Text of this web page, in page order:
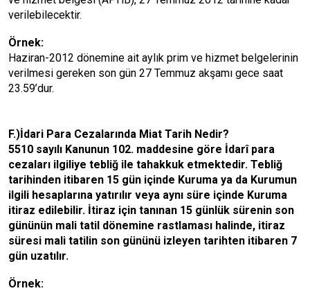
verilebilecektir.
Örnek:
Haziran-2012 dönemine ait aylık prim ve hizmet belgelerinin
verilmesi gereken son gün 27 Temmuz akşamı gece saat
23.59’dur.
F.)İdari Para Cezalarında Miat Tarih Nedir?
5510 sayılı Kanunun 102. maddesine göre İdarî para
cezaları ilgiliye tebliğ ile tahakkuk etmektedir. Tebliğ
tarihinden itibaren 15 gün içinde Kuruma ya da Kurumun
ilgili hesaplarına yatırılır veya aynı süre içinde Kuruma
itiraz edilebilir. İtiraz için tanınan 15 günlük sürenin son
gününün mali tatil dönemine rastlaması halinde, itiraz
süresi mali tatilin son gününü izleyen tarihten itibaren 7
gün uzatılır.
Örnek: